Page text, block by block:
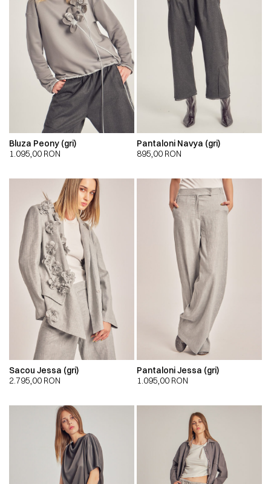
Bluza Peony (gri)
1.095,00 RON
Pantaloni Navya (gri)
895,00 RON
Sacou Jessa (gri)
2.795,00 RON
Pantaloni Jessa (gri)
1.095,00 RON